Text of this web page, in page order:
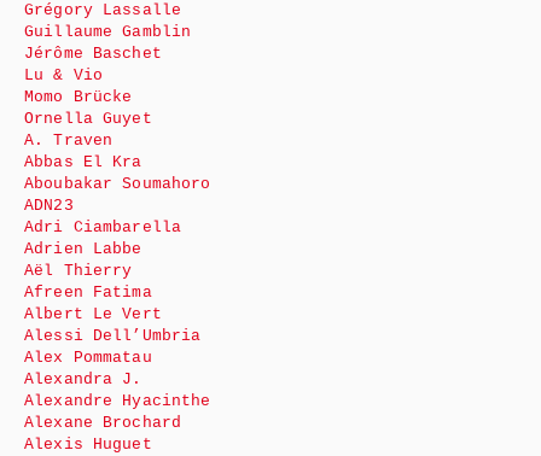
Grégory Lassalle
Guillaume Gamblin
Jérôme Baschet
Lu & Vio
Momo Brücke
Ornella Guyet
A. Traven
Abbas El Kra
Aboubakar Soumahoro
ADN23
Adri Ciambarella
Adrien Labbe
Aël Thierry
Afreen Fatima
Albert Le Vert
Alessi Dell’Umbria
Alex Pommatau
Alexandra J.
Alexandre Hyacinthe
Alexane Brochard
Alexis Huguet